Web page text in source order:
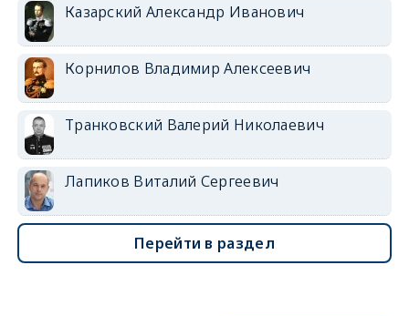
Казарский Александр Иванович
Корнилов Владимир Алексеевич
Транковский Валерий Николаевич
Лапиков Виталий Сергеевич
Перейти в раздел